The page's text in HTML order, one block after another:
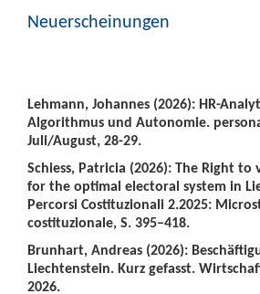
Neuerscheinungen
Lehmann, Johannes (2026): HR-
Algorithmus und Autonomie.
Juli/August, 28-29.
Schiess, Patricia (2026): The Right
for the optimal electoral system in
Percorsi Costituzionali 2.2025:
costituzionale, S. 395–418.
Brunhart, Andreas (2026):
Liechtenstein. Kurz gefasst.
2026.